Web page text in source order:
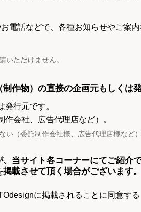
電話などで、各種お知らせやご案
いただけません。
作物）の直接の企画元もしくは
行元です。
会社、広告代理店など）。
（委託制作会社様、広告代理店様など
当サイト各コーナーにてご紹介
載させて頂く場合がございます。
に掲載されることに同意する